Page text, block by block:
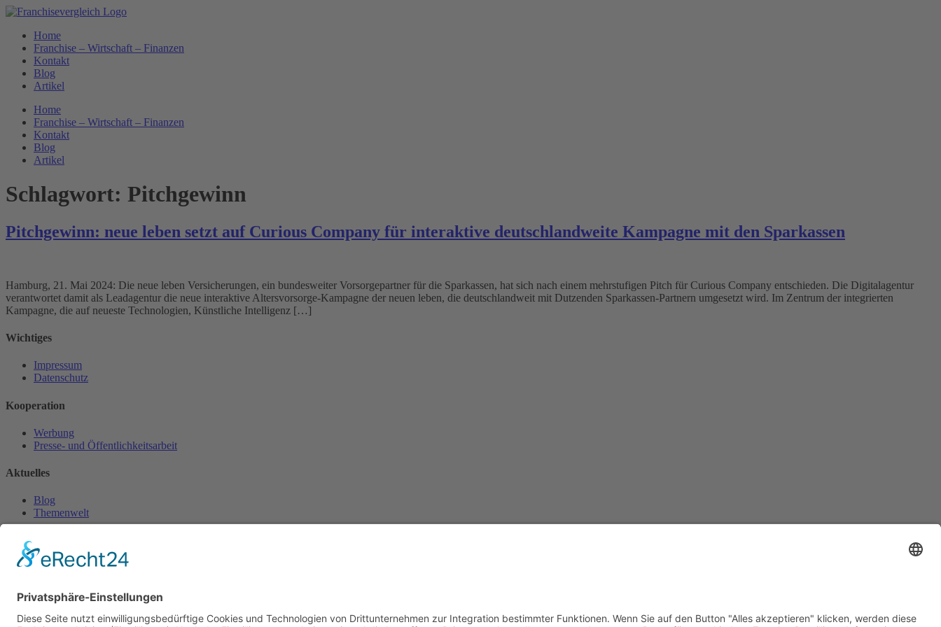
Zum
springenHome
Franchise – Wirtschaft – Finanzen
Kontakt
Blog
Artikel
Home
Franchise – Wirtschaft – Finanzen
Kontakt
Blog
Artikel
Schlagwort: Pitchgewinn
Pitchgewinn: neue leben setzt auf Curious Company für interaktive deutschlandweite Kampagne mit den Sparkassen
Hamburg, 21. Mai 2024: Die neue leben Versicherungen, ein bundesweiter Vorsorgepartner für die Sparkassen, hat sich nach einem mehrstufigen Pitch für Curious Company entschieden. Die Digitalagentur
verantwortet damit als Leadagentur die neue interaktive Altersvorsorge-Kampagne der neuen leben, die deutschlandweit mit Dutzenden Sparkassen-Partnern umgesetzt wird. Im Zentrum der integrierten
Kampagne, die auf neueste Technologien, Künstliche Intelligenz […]
Wichtiges
Impressum
Datenschutz
Kooperation
Werbung
Presse- und Öffentlichkeitsarbeit
Aktuelles
Blog
Themenwelt
Zertifikat
Geprüfter Franchisegeber
© 2023 Franchisevergleich.eu